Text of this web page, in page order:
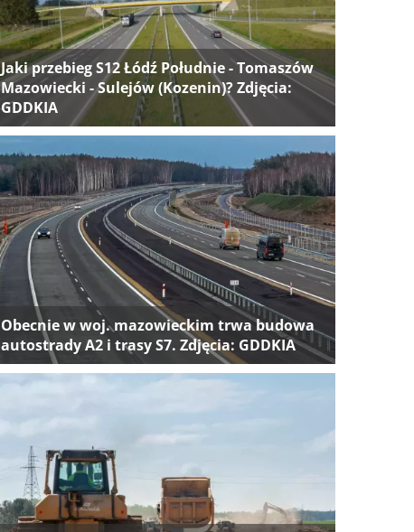
Jaki przebieg S12 Łódź Południe - Tomaszów
Mazowiecki - Sulejów (Kozenin)? Zdjęcia:
GDDKIA
Obecnie w woj. mazowieckim trwa budowa
autostrady A2 i trasy S7. Zdjęcia: GDDKIA